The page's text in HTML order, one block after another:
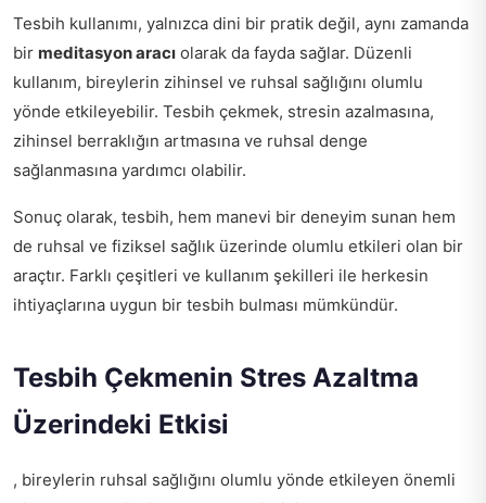
Tesbih kullanımı, yalnızca dini bir pratik değil, aynı zamanda
bir meditasyon aracı olarak da fayda sağlar. Düzenli
kullanım, bireylerin zihinsel ve ruhsal sağlığını olumlu
yönde etkileyebilir. Tesbih çekmek, stresin azalmasına,
zihinsel berraklığın artmasına ve ruhsal denge
sağlanmasına yardımcı olabilir.
Sonuç olarak, tesbih, hem manevi bir deneyim sunan hem
de ruhsal ve fiziksel sağlık üzerinde olumlu etkileri olan bir
araçtır. Farklı çeşitleri ve kullanım şekilleri ile herkesin
ihtiyaçlarına uygun bir tesbih bulması mümkündür.
Tesbih Çekmenin Stres Azaltma
Üzerindeki Etkisi
, bireylerin ruhsal sağlığını olumlu yönde etkileyen önemli